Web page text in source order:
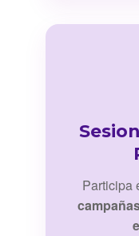
Participa